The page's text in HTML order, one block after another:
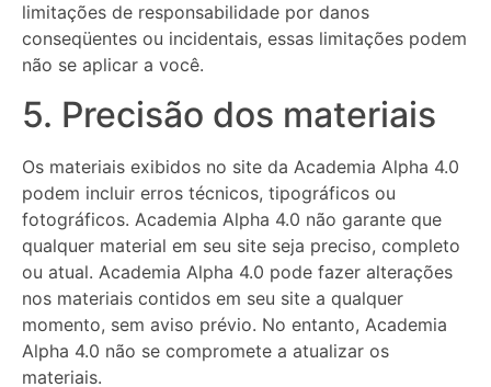
limitações de responsabilidade por danos
conseqüentes ou incidentais, essas limitações podem
não se aplicar a você.
5. Precisão dos materiais
Os materiais exibidos no site da Academia Alpha 4.0
podem incluir erros técnicos, tipográficos ou
fotográficos. Academia Alpha 4.0 não garante que
qualquer material em seu site seja preciso, completo
ou atual. Academia Alpha 4.0 pode fazer alterações
nos materiais contidos em seu site a qualquer
momento, sem aviso prévio. No entanto, Academia
Alpha 4.0 não se compromete a atualizar os
materiais.